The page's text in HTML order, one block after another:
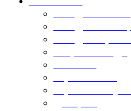
Блюда из